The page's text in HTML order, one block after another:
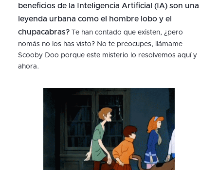
beneficios de la Inteligencia Artificial (IA) son una
leyenda urbana como el hombre lobo y el
chupacabras?
Te han contado que existen, ¿pero
nomás no los has visto? No te preocupes, llámame
Scooby Doo porque este misterio lo resolvemos aquí y
ahora.